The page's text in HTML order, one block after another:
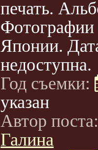
печать.
Фотографии
Японии.
недоступна.
Год съемки:
указан
Автор
Галина